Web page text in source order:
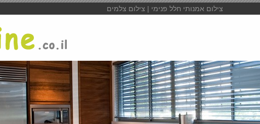
צילום אמנותי חלל פנימי | צילום צלמים